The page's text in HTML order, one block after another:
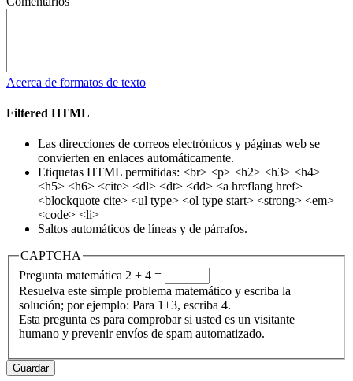
Acerca de formatos de texto
Filtered HTML
Las direcciones de correos electrónicos y páginas web se
convierten en enlaces automáticamente.
Etiquetas HTML permitidas: <br> <p> <h2> <h3> <h4>
<h5> <h6> <cite> <dl> <dt> <dd> <a hreflang href>
<blockquote cite> <ul type> <ol type start> <strong> <em>
<code> <li>
Saltos automáticos de líneas y de párrafos.
CAPTCHA
Pregunta matemática 2 + 4 =
Resuelva este simple problema matemático y escriba la
solución; por ejemplo: Para 1+3, escriba 4.
Esta pregunta es para comprobar si usted es un visitante
humano y prevenir envíos de spam automatizado.